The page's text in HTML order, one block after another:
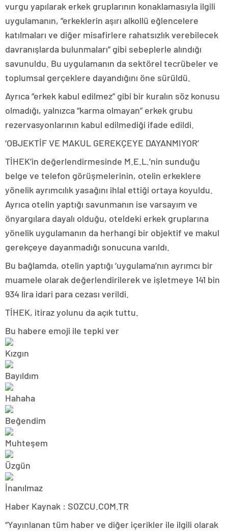
vurgu yapılarak erkek gruplarının konaklamasıyla ilgili
uygulamanın, “erkeklerin aşırı alkollü eğlencelere
katılmaları ve diğer misafirlere rahatsızlık verebilecek
davranışlarda bulunmaları” gibi sebeplerle alındığı
savunuldu. Bu uygulamanın da sektörel tecrübeler ve
toplumsal gerçeklere dayandığını öne sürüldü.
Ayrıca “erkek kabul edilmez” gibi bir kuralın söz konusu
olmadığı, yalnızca “karma olmayan” erkek grubu
rezervasyonlarının kabul edilmediği ifade edildi.
‘OBJEKTİF VE MAKUL GEREKÇEYE DAYANMIYOR’
TİHEK’in değerlendirmesinde M.E.L.’nin sunduğu
belge ve telefon görüşmelerinin, otelin erkeklere
yönelik ayrımcılık yasağını ihlal ettiği ortaya koyuldu.
Ayrıca otelin yaptığı savunmanın ise varsayım ve
önyargılara dayalı olduğu, oteldeki erkek gruplarına
yönelik uygulamanın da herhangi bir objektif ve makul
gerekçeye dayanmadığı sonucuna varıldı.
Bu bağlamda, otelin yaptığı ‘uygulama’nın ayrımcı bir
muamele olarak değerlendirilerek ve işletmeye 141 bin
934 lira idari para cezası verildi.
TİHEK, itiraz yolunu da açık tuttu.
Bu habere emoji ile tepki ver
Haber Kaynak : SOZCU.COM.TR
“Yayınlanan tüm haber ve diğer içerikler ile ilgili olarak